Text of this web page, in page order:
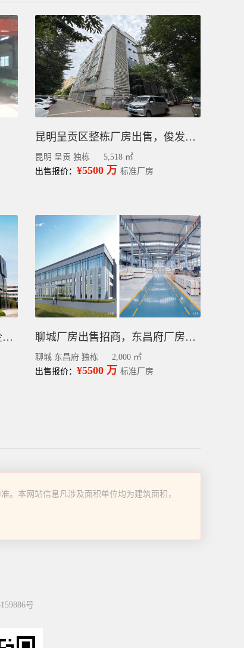
昆明呈贡区整栋厂房出售，俊发创业园新册产业城，带租约5518平
昆明 呈贡 独栋
5,518 ㎡
出售报价： ¥5500 万 标准厂房
天津西青开发区厂房出售丨国企现房/可办公可生产/可飞无人机/VRV空调 聊城厂房出售招商，东昌府厂房出售 层高12.5米，有政策
聊城 东昌府 独栋
2,000 ㎡
出售报价： ¥5500 万 标准厂房
。本网站信息凡涉及面积单位均为建筑面积，
号